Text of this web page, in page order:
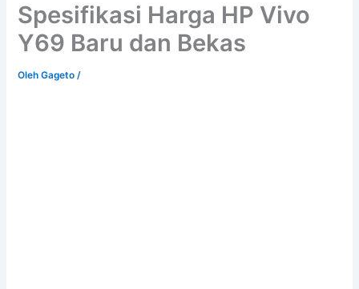
Spesifikasi Harga HP Vivo
Y69 Baru dan Bekas
OlehGageto/